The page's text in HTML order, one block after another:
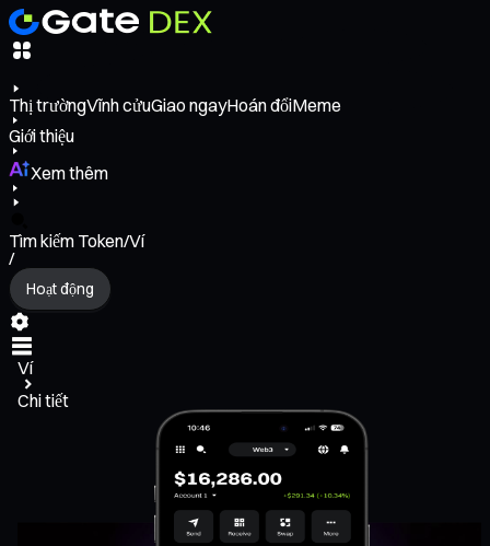
Thị trườngVĩnh cửuGiao ngayHoán đổiMeme
Giới thiệu
Xem thêm
Tìm kiếm Token/Ví
/
Hoạt động
Ví
Chi tiết